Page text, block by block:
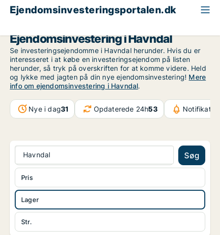
Ejendomsinvesteringsportalen.dk
Ejendomsinvestering i Havndal
Se investeringsejendomme i Havndal herunder. Hvis du er
interesseret i at købe en investeringsejendom på listen
herunder, så tryk på overskriften for at komme videre. Held
og lykke med jagten på din nye ejendomsinvestering! Mere
info om ejendomsinvestering i Havndal.
Nye i dag31 Opdaterede 24h53
Havndal Søg
Lager
Str.
Pris